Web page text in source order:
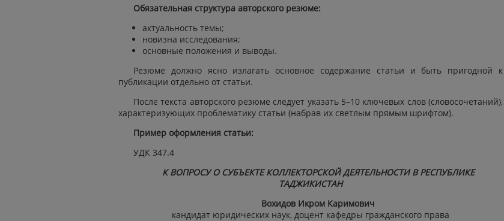
Обязательная структура авторского резюме:
актуальность темы;
новизна исследования;
основные положения и выводы.
Резюме должно ясно излагать основное содержание статьи и быть пригодной к
публикации отдельно от статьи.
После текста авторского резюме следует указать 5–10 ключевых слов (словосочетаний),
характеризующих проблематику статьи (набрав их светлым прямым шрифтом).
Пример оформления статьи:
УДК 347.4
К ВОПРОСУ О СУБЪЕКТЕ КОЛЛЕКТОРСКОЙ ДЕЯТЕЛЬНОСТИ В РЕСПУБЛИКЕ
ТАДЖИКИСТАН
Вохидов Икром Каримович
кандидат юридических наук, доцент кафедры гражданского права